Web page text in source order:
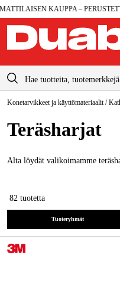
KAUPPA – PERUSTETTU
Suomi
Sverige
Danmark
Koneet ja työkalut
Autotalli ja verstas
Työvaatteet ja
Sähkö ja rakentaminen
info@duab.fi
Konetarvikkeet ja käyttömateriaalit/
Teräsharjat
Alta löydät valikoimamme
82 tuotetta
Tuoteryhmät